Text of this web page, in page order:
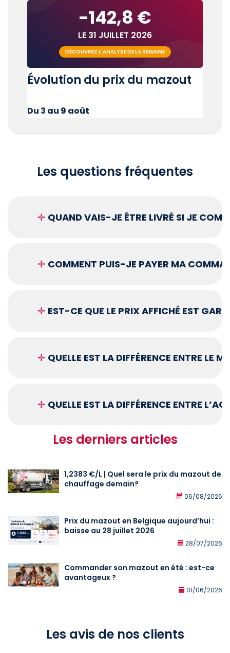
-142,8 €
LE 31 JUILLET 2026
DÉCOUVREZ L'ANALYSE DE LA SEMAINE
Évolution du prix du mazout
Du 3 au 9 août
Les questions fréquentes
✛ QUAND VAIS-JE ÊTRE LIVRÉ SI JE
✛ COMMENT PUIS-JE PAYER MA
✛ EST-CE QUE LE PRIX AFFICHÉ EST
✛ QUELLE EST LA DIFFÉRENCE ENTRE LE
✛ QUELLE EST LA DIFFÉRENCE ENTRE
Les derniers articles
1,2383 €/L | Quel sera le prix du mazout de
chauffage demain?
06/08/2026
Prix du mazout en Belgique aujourd’hui :
baisse au 28 juillet 2026
28/07/2026
Commander son mazout en été : est-ce
avantageux ?
01/06/2026
Les avis de nos clients